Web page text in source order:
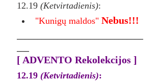
12.19 (Ketvirtadienis):
"Kunigų maldos" Nebus!!!
[ ADVENTO Rekolekcijos ]
12.19 (Ketvirtadienis):